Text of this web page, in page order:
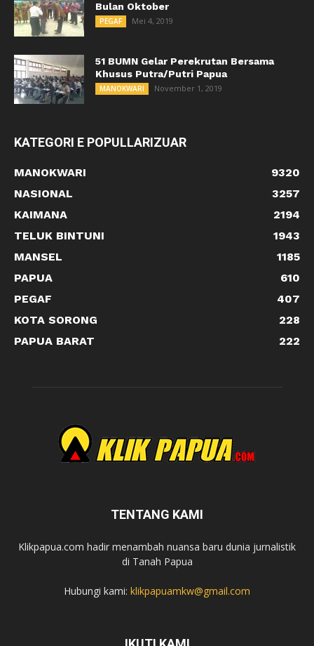
Bulan Oktober
PEGAF Mei 4, 2019
51 BUMN Gelar Perekrutan Bersama
Khusus Putra/Putri Papua
MANOKWARI November 1, 2019
KATEGORI E POPULLARIZUAR
MANOKWARI
9320
NASIONAL
3257
KAIMANA
2194
TELUK BINTUNI
1943
MANSEL
1185
PAPUA
610
PEGAF
407
KOTA SORONG
228
PAPUA BARAT
222
TENTANG KAMI
Klikpapua.com hadir menambah nuansa baru dunia jurnalistik
di Tanah Papua
Hubungi kami: klikpapuamkw@gmail.com